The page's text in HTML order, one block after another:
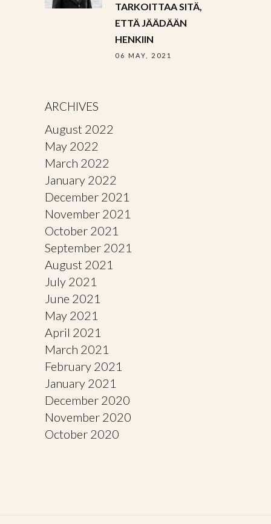
TARKOITTAA SITÄ,
ETTÄ JÄÄDÄÄN
HENKIIN
06 MAY, 2021
ARCHIVES
August 2022
May 2022
March 2022
January 2022
December 2021
November 2021
October 2021
September 2021
August 2021
July 2021
June 2021
May 2021
April 2021
March 2021
February 2021
January 2021
December 2020
November 2020
October 2020